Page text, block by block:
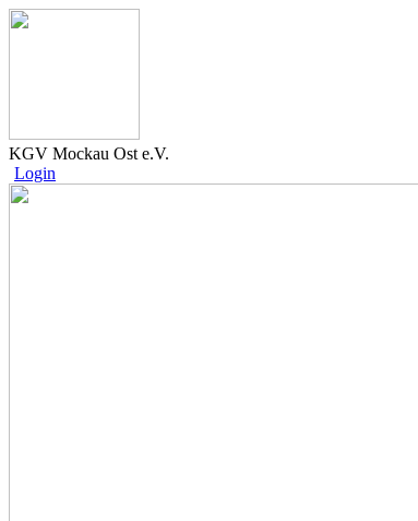
KGV Mockau Ost e.V.
Login